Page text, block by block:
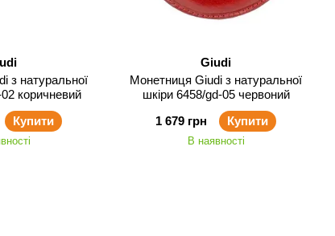
з натуральної
коричневий
Купити
Giudi
Монетниця Giudi з натуральної
шкіри 6458/gd-05 червоний
1 679 грн
Купити
В наявності